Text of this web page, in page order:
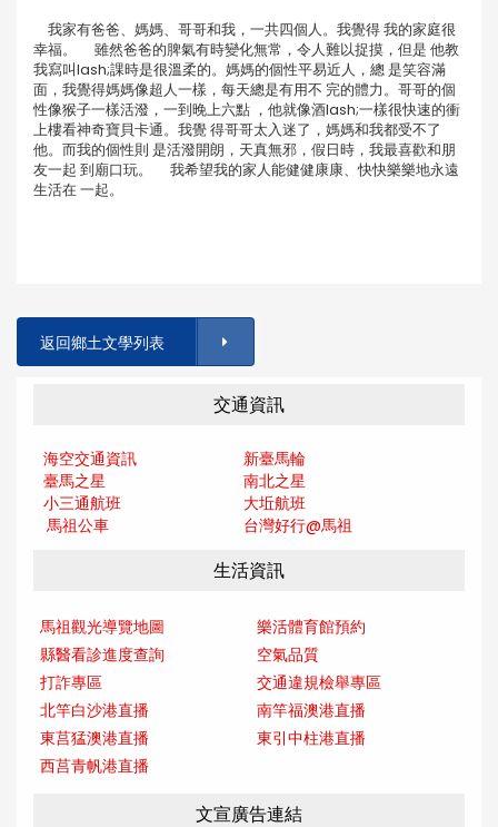
我家有爸爸、媽媽、哥哥和我，一共四個人。我覺得 我的家庭很
幸福。 雖然爸爸的脾氣有時變化無常，令人難以捉摸，但是 他教
我寫叫lash;課時是很溫柔的。媽媽的個性平易近人，總 是笑容滿
面，我覺得媽媽像超人一樣，每天總是有用不 完的體力。哥哥的個
性像猴子一樣活潑，一到晚上六點 ，他就像酒lash;一樣很快速的衝
上樓看神奇寶貝卡通。我覺 得哥哥太入迷了，媽媽和我都受不了
他。而我的個性則 是活潑開朗，天真無邪，假日時，我最喜歡和朋
友一起 到廟口玩。 我希望我的家人能健健康康、快快樂樂地永遠
生活在 一起。
返回鄉土文學列表
交通資訊
海空交通資訊
新臺馬輪
臺馬之星
南北之星
小三通航班
大坵航班
馬祖公車
台灣好行@馬祖
生活資訊
馬祖觀光導覽地圖
樂活體育館預約
縣醫看診進度查詢
空氣品質
打詐專區
交通違規檢舉專區
北竿白沙港直播
南竿福澳港直播
東莒猛澳港直播
東引中柱港直播
西莒青帆港直播
文宣廣告連結